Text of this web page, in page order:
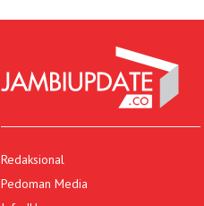
Redaksional
Pedoman Media